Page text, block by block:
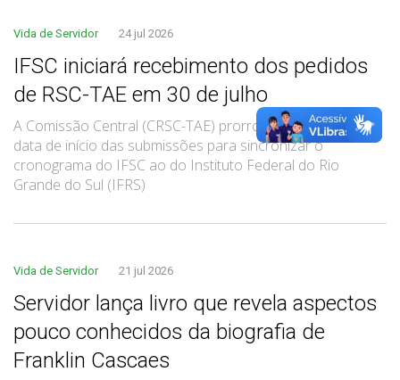
Vida de Servidor 24 jul 2026
IFSC iniciará recebimento dos pedidos
de RSC-TAE em 30 de julho
A Comissão Central (CRSC-TAE) prorrogou em dois dias a
data de início das submissões para sincronizar o
cronograma do IFSC ao do Instituto Federal do Rio
Grande do Sul (IFRS)
Vida de Servidor 21 jul 2026
Servidor lança livro que revela aspectos
pouco conhecidos da biografia de
Franklin Cascaes